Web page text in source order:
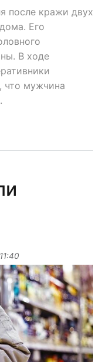
после кражи двух
Его
В ходе
что мужчина